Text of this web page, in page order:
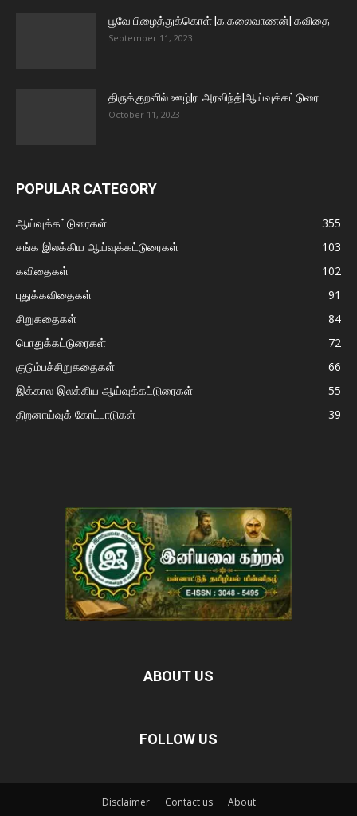
பூவே பிழைத்துக்கொள் |க.கலைவாணன்| கவிதை
September 11, 2023
திருக்குறளில் ஊழ்|ர. அரவிந்த்|ஆய்வுக்கட்டுரை
October 11, 2023
POPULAR CATEGORY
ஆய்வுக்கட்டுரைகள்
355
சங்க இலக்கிய ஆய்வுக்கட்டுரைகள்
103
கவிதைகள்
102
புதுக்கவிதைகள்
91
சிறுகதைகள்
84
பொதுக்கட்டுரைகள்
72
குடும்பச்சிறுகதைகள்
66
இக்கால இலக்கிய ஆய்வுக்கட்டுரைகள்
55
திறனாய்வுக் கோட்பாடுகள்
39
ABOUT US
FOLLOW US
Disclaimer Contact us About